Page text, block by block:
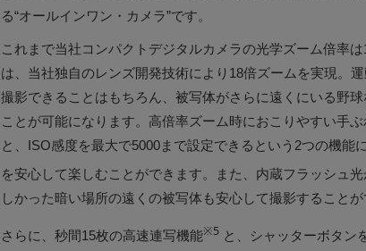
る“オールインワン・カメラ”です。
これまで当社コンパクトデジタルカメラの光学ズーム倍率
は、当社独自のレンズ開発技術により18倍ズームを実現。
撮影できることはもちろん、被写体がさらに遠くにいる野
ことが可能になります。高倍率ズーム時におこりやすい手
と、ISO感度を最大で5000まで設定できるという2つの機
を安心して楽しむことができます。また、内蔵フラッシュ光
しかった暗い場所の遠くの被写体も安心して撮影することが
さらに、秒間15枚の高速連写機能※5 と、シャッターボタン